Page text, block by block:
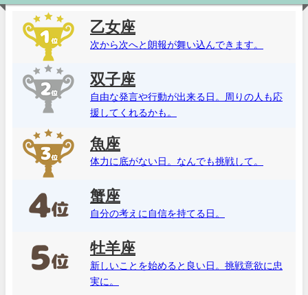
乙女座
次から次へと朗報が舞い込んできます。
双子座
自由な発言や行動が出来る日。周りの人も応
援してくれるかも。
魚座
体力に底がない日。なんでも挑戦して。
蟹座
自分の考えに自信を持てる日。
牡羊座
新しいことを始めると良い日。挑戦意欲に忠
実に。